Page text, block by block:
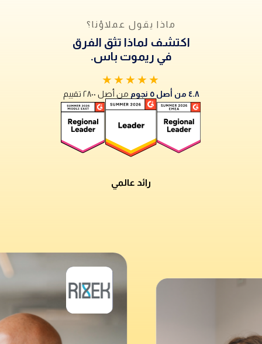
ماذا يقول عملاؤنا؟
اكتشف لماذا تثق الفرق
في ريموت باس.
★★★★★
٤.٨ من أصل ٥ نجوم من أصل ٢٨٠٠ تقييم
رائد عالمي